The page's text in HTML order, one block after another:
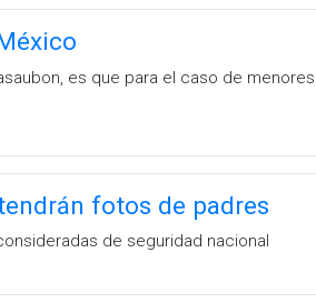
es que para el caso de
fotos de padres
de seguridad nacional